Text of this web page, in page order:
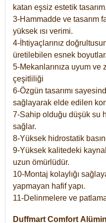
katan eşsiz estetik tasarım.
3-Hammadde ve tasarım
yüksek ısı verimi.
4-İhtiyaçlarınız
üretilebilen esnek boyutlar.
5-Mekanlarınıza uyum
çeşitliliği
6-Özgün tasarımı
sağlayarak elde edilen
7-Sahip olduğu düşük su
sağlar.
8-Yüksek hidrostatik
9-Yüksek kalitedeki
uzun ömürlüdür.
10-Montaj kolaylığı
yapmayan hafif yapı.
11-Delinmelere ve
Duffmart Comfort